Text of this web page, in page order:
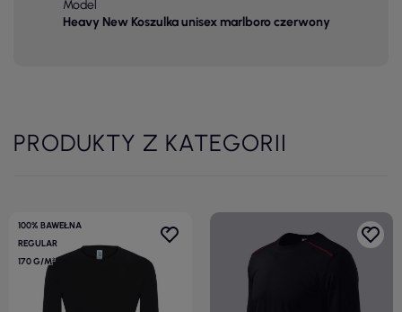
Model
Heavy New Koszulka unisex marlboro czerwony
PRODUKTY Z KATEGORII
100% BAWEŁNA
REGULAR
170 G/M²